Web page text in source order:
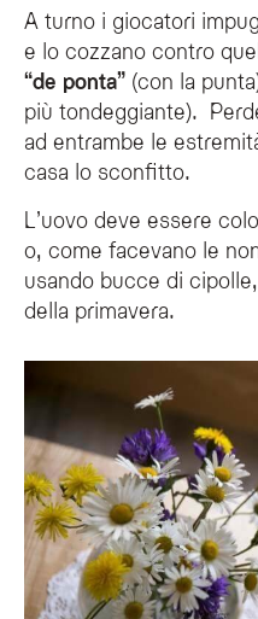
A turno i giocatori
e lo cozzano contro
“de ponta” (con la
più tondeggiante).
ad entrambe le
casa lo sconfitto.
L’uovo deve essere
o, come facevano le
usando bucce di
della primavera.